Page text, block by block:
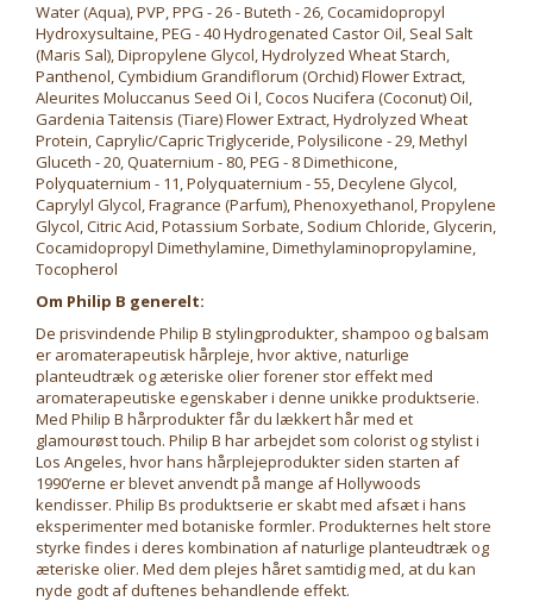
Water (Aqua), PVP, PPG - 26 - Buteth - 26, Cocamidopropyl
Hydroxysultaine, PEG - 40 Hydrogenated Castor Oil, Seal Salt
(Maris Sal), Dipropylene Glycol, Hydrolyzed Wheat Starch,
Panthenol, Cymbidium Grandiflorum (Orchid) Flower Extract,
Aleurites Moluccanus Seed Oi l, Cocos Nucifera (Coconut) Oil,
Gardenia Taitensis (Tiare) Flower Extract, Hydrolyzed Wheat
Protein, Caprylic/Capric Triglyceride, Polysilicone - 29, Methyl
Gluceth - 20, Quaternium - 80, PEG - 8 Dimethicone,
Polyquaternium - 11, Polyquaternium - 55, Decylene Glycol,
Caprylyl Glycol, Fragrance (Parfum), Phenoxyethanol, Propylene
Glycol, Citric Acid, Potassium Sorbate, Sodium Chloride, Glycerin,
Cocamidopropyl Dimethylamine, Dimethylaminopropylamine,
Tocopherol
Om Philip B generelt:
De prisvindende Philip B stylingprodukter, shampoo og balsam
er aromaterapeutisk hårpleje, hvor aktive, naturlige
planteudtræk og æteriske olier forener stor effekt med
aromaterapeutiske egenskaber i denne unikke produktserie.
Med Philip B hårprodukter får du lækkert hår med et
glamourøst touch. Philip B har arbejdet som colorist og stylist i
Los Angeles, hvor hans hårplejeprodukter siden starten af
1990’erne er blevet anvendt på mange af Hollywoods
kendisser. Philip Bs produktserie er skabt med afsæt i hans
eksperimenter med botaniske formler. Produkternes helt store
styrke findes i deres kombination af naturlige planteudtræk og
æteriske olier. Med dem plejes håret samtidig med, at du kan
nyde godt af duftenes behandlende effekt.